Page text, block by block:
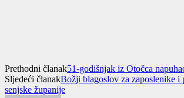
Prethodni članak51-godišnjak iz Otočca
Sljedeći članakBožji blagoslov za zaposlenike
senjske županije